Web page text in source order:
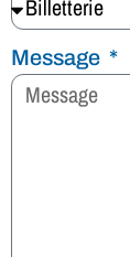
Message